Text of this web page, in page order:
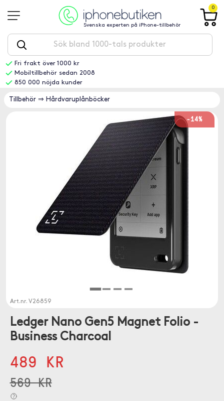
Svenska experten på iPhone-tillbehör
0
Fri frakt över 1000 kr
Mobiltillbehör sedan 2008
850 000 nöjda kunder
Tillbehör ⇒ Hårdvaruplånböcker
-14%
Art.nr. V26859
Ledger Nano Gen5 Magnet Folio -
Business Charcoal
489 KR
569 KR